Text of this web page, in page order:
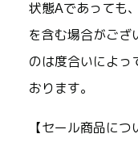
状態Aであっても
を含む場合がござ
のは度合いによっ
おります。
【セール商品につ